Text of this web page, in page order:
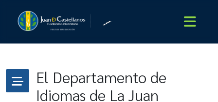
El Departamento de
Idiomas de La Juan